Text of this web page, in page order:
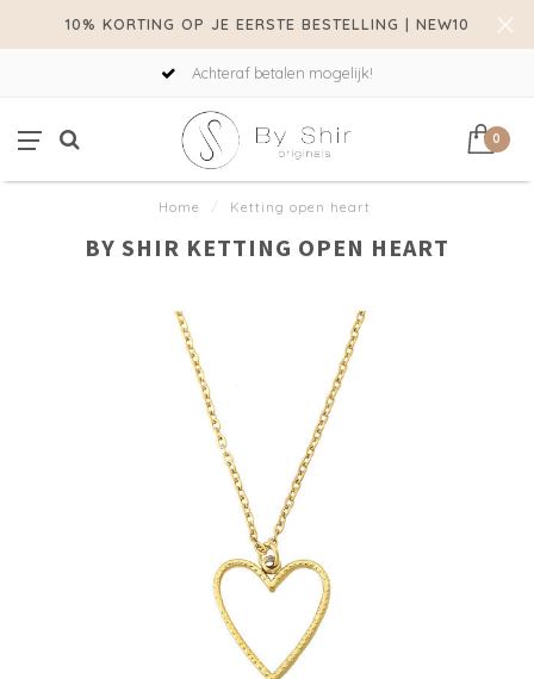
10% KORTING OP JE EERSTE BESTELLING | NEW10
Achteraf betalen mogelijk!
0
Home / Ketting open heart
BY SHIR KETTING OPEN HEART